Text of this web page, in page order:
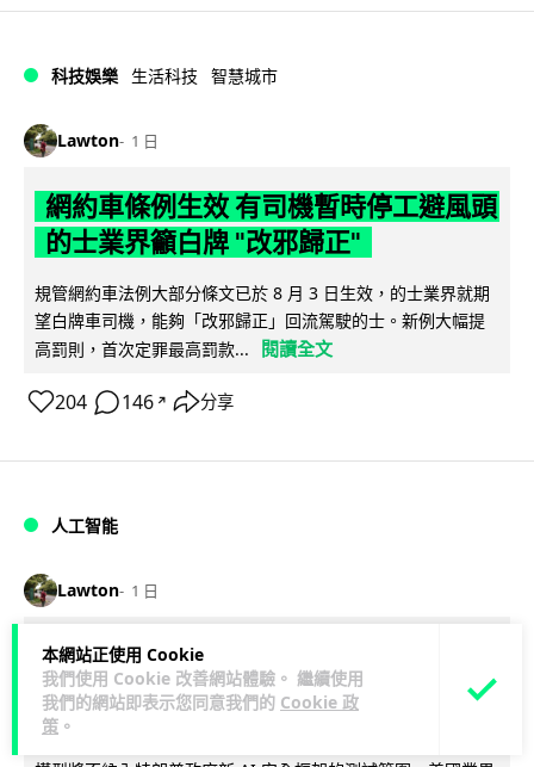
本網站正使用 Cookie
我們使用 Cookie 改善網站體驗。 繼續使用
我們的網站即表示您同意我們的 Cookie 政
策 。
科技娛樂 生活科技 智慧城市
Lawton 1 日
網約車條例生效 有司機暫時停工避風頭
的士業界籲白牌 "改邪歸正"
規管網約車法例大部分條文已於 8 月 3 日生效，的士業界就期
望白牌車司機，能夠「改邪歸正」回流駕駛的士。新例大幅提
高罰則，首次定罪最高罰款...
閱讀全文
204 146 ↗ 分享
人工智能
Lawton 1 日
白宮拒測中國開放 AI 模型 業界質疑安
全框架選擇性執行
彭博社報道，白宮通知美國頂尖 AI 公司，中國開發的開放權重